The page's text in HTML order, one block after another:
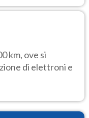
km, ove si
di elettroni e